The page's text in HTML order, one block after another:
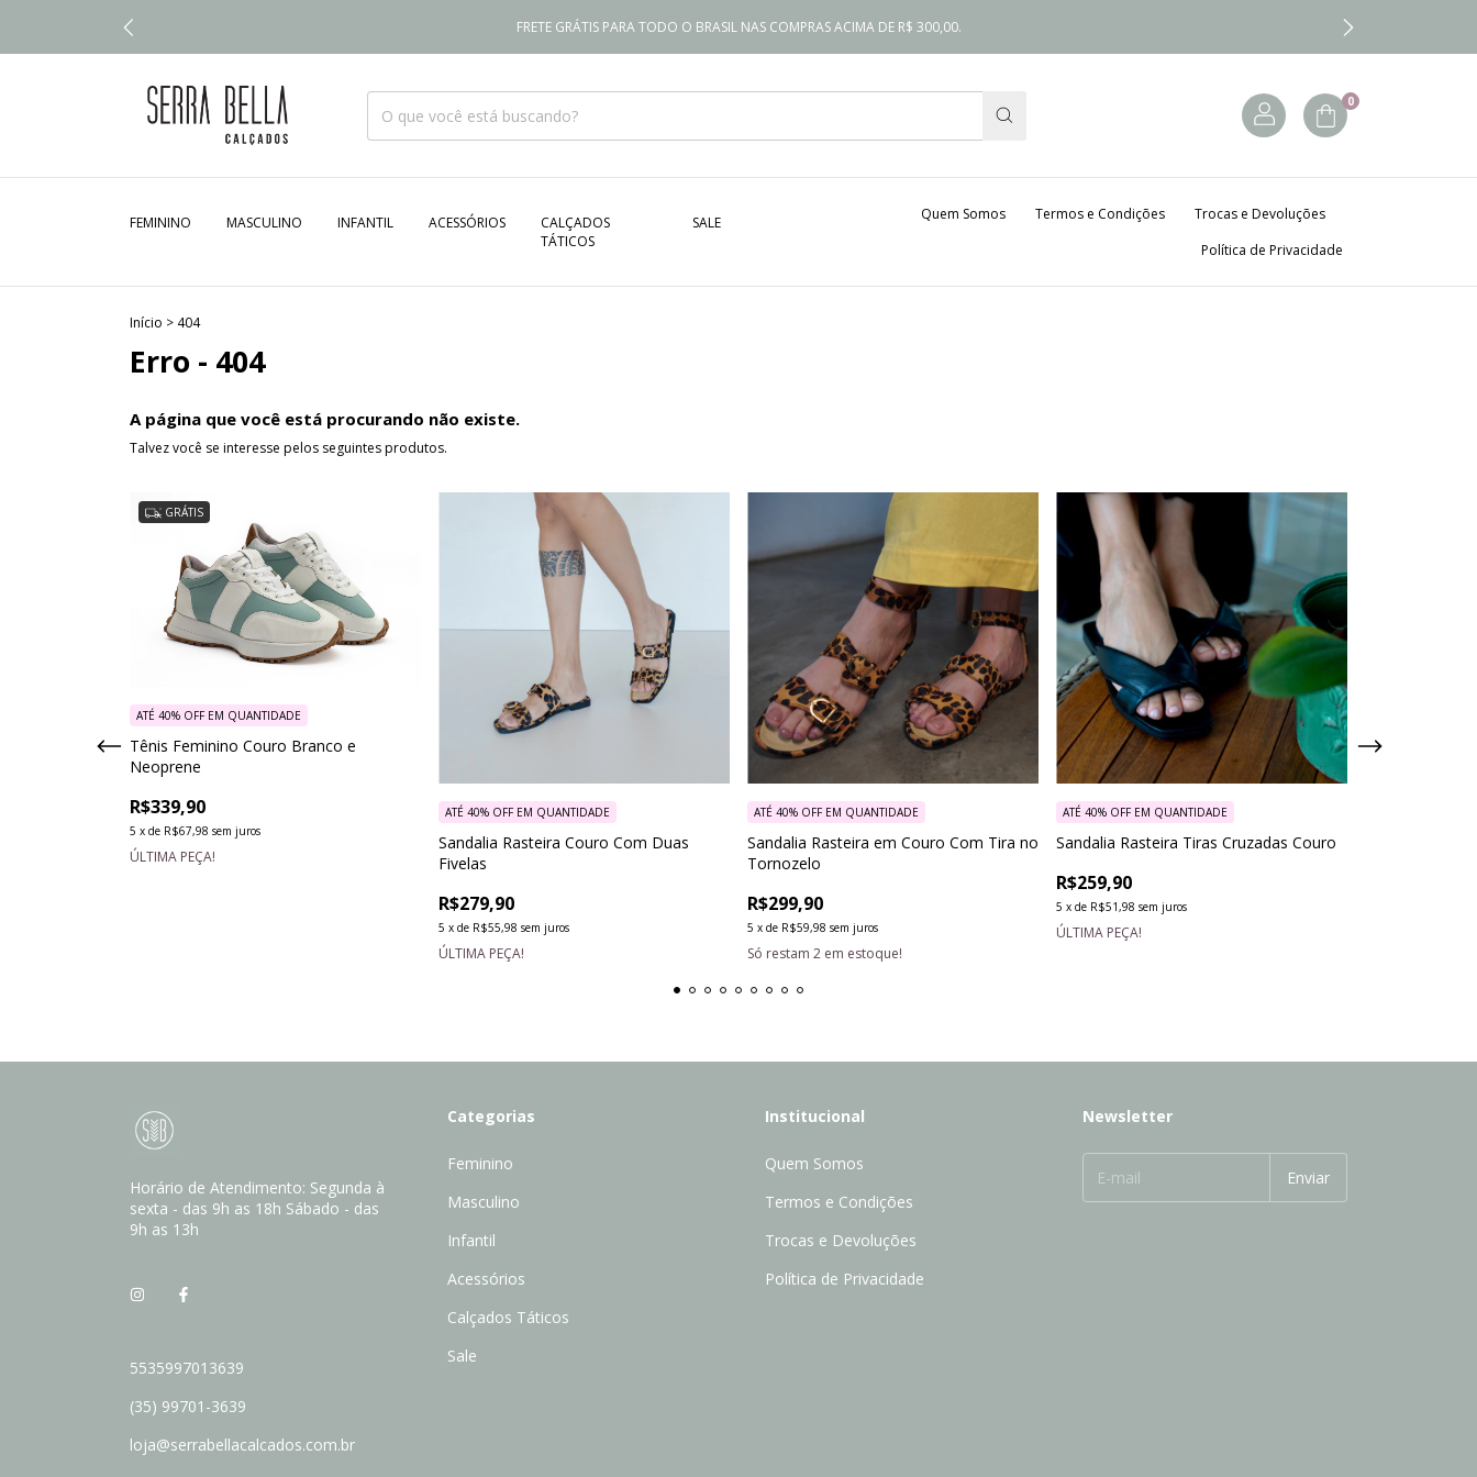
FRETE GRÁTIS PARA TODO O BRASIL NAS COMPRAS ACIMA DE R$ 300,00.
0
FEMININO MASCULINO INFANTIL ACESSÓRIOS
CALÇADOS
TÁTICOS
SALE Quem Somos Termos e Condições
Trocas e Devoluções
Política de Privacidade
Início > 404
Erro - 404
A página que você está procurando não existe.
Talvez você se interesse pelos seguintes produtos.
GRÁTIS
Tênis Feminino Couro Branco e
Neoprene
R$339,90
5 x de R$67,98 sem juros
ATÉ 40% OFF EM QUANTIDADE
ÚLTIMA PEÇA!
Sandalia Rasteira Couro Com Duas
Fivelas
R$279,90
5 x de R$55,98 sem juros
ATÉ 40% OFF EM QUANTIDADE
ÚLTIMA PEÇA!
Sandalia Rasteira em Couro Com Tira no
Tornozelo
R$299,90
5 x de R$59,98 sem juros
ATÉ 40% OFF EM QUANTIDADE
Só restam 2 em estoque!
Sandalia Rasteira Tiras Cruzadas Couro
R$259,90
5 x de R$51,98 sem juros
ATÉ 40% OFF EM QUANTIDADE
ÚLTIMA PEÇA!
Sandália Flat
Horário de Atendimento: Segunda à
sexta - das 9h as 18h Sábado - das
9h as 13h
5535997013639
(35) 99701-3639
loja@serrabellacalcados.com.br
Categorias
Feminino
Masculino
Infantil
Acessórios
Calçados Táticos
Sale
Institucional
Quem Somos
Termos e Condições
Trocas e Devoluções
Política de Privacidade
Newsletter